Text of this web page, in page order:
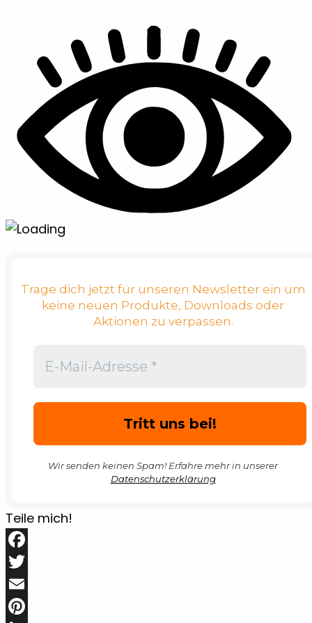
Trage dich jetzt für unseren Newsletter ein um
keine neuen Produkte, Downloads oder
Aktionen zu verpassen.
Wir senden keinen Spam! Erfahre mehr in unserer
Datenschutzerklärung
Teile mich!
Facebook
Twitter
Email